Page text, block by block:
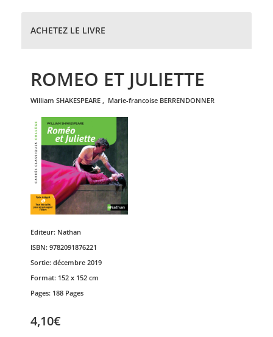
ACHETEZ LE LIVRE
ROMEO ET JULIETTE
william SHAKESPEARE , marie-francoise BERRENDONNER
Editeur: Nathan
ISBN: 9782091876221
Sortie: décembre 2019
Format: 152 x 152 cm
Pages: 188 Pages
4,10€